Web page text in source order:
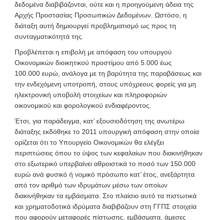
δεδομένα διαβιβάζονται, ούτε και η προηγούμενη άδεια της
Αρχής Προστασίας Προσωπικών Δεδομένων. Ωστόσο, η
διάταξη αυτή δημιουργεί προβληματισμό ως προς τη
συνταγματικότητά της.
Προβλέπεται η επιβολή με απόφαση του υπουργού
Οικονομικών διοικητικού προστίμου από 5.000 έως
100.000 ευρώ, ανάλογα με τη βαρύτητα της παραβάσεως και
την ενδεχόμενη υποτροπή, στους υπόχρεους φορείς για μη
ηλεκτρονική υποβολή στοιχείων και πληροφοριών
οικονομικού και φορολογικού ενδιαφέροντος.
Έτσι, για παράδειγμα, κατ’ εξουσιοδότηση της ανωτέρω
διάταξης εκδόθηκε το 2011 υπουργική απόφαση στην οποία
ορίζεται ότι το Υπουργείο Οικονομικών θα ελέγξει
περιπτώσεις όπου το ύψος των κεφαλαίων που διακινήθηκαν
στο εξωτερικό υπερβαίνει αθροιστικά το ποσό των 150.000
ευρώ ανά φυσικό ή νομικό πρόσωπο κατ’ έτος, ανεξάρτητα
από τον αριθμό των ιδρυμάτων μέσω των οποίων
διακινήθηκαν τα εμβάσματα. Στο πλαίσιο αυτό τα πιστωτικά
και χρηματοδοτικά ιδρύματα διαβιβάζουν στη ΓΓΠΣ στοιχεία
που αφορούν μεταφορές πίστωσης, εμβάσματα, άμεσες